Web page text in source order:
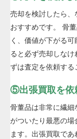
売却を検討したら
おすすめです。 骨
く、価値が下がる
ると必ず売却しな
ずは査定を依頼する
⑤出張買取を依
骨董品は非常に繊
がついたり最悪の
ます。出張買取であ